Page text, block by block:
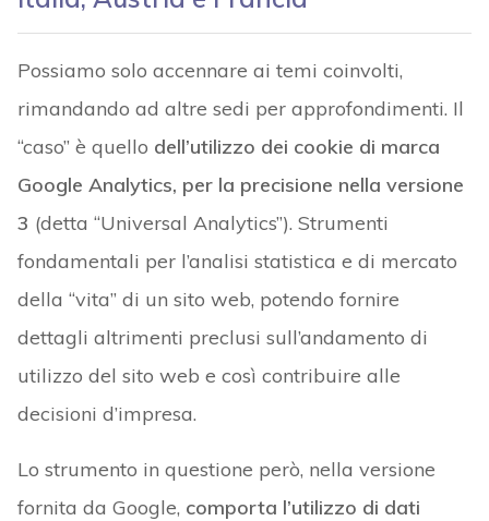
Possiamo solo accennare ai temi coinvolti,
rimandando ad altre sedi per approfondimenti. Il
“caso” è quello dell’utilizzo dei cookie di marca
Google Analytics, per la precisione nella versione
3 (detta “Universal Analytics”). Strumenti
fondamentali per l’analisi statistica e di mercato
della “vita” di un sito web, potendo fornire
dettagli altrimenti preclusi sull’andamento di
utilizzo del sito web e così contribuire alle
decisioni d’impresa.
Lo strumento in questione però, nella versione
fornita da Google, comporta l’utilizzo di dati